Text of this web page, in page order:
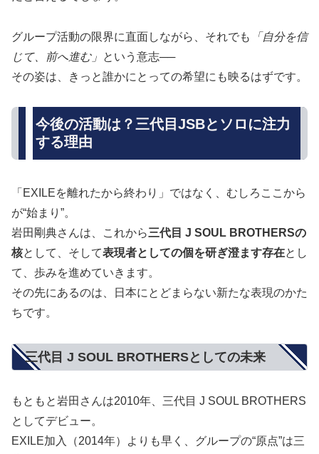
グループ活動の限界に直面しながら、それでも
「自分を信
じて、前へ進む」 という意志──
その姿は、きっと誰かにとっての希望にも映るはずです。
今後の活動は？三代目JSBとソロに注力
する理由
「EXILEを離れたから終わり」ではなく、むしろここから
が“始まり”。
岩田剛典さんは、これから三代目 J SOUL BROTHERSの
核として、そして表現者としての個を研ぎ澄ます存在とし
て、歩みを進めていきます。
その先にあるのは、日本にとどまらない新たな表現のかた
ちです。
三代目 J SOUL BROTHERSとしての未来
もともと岩田さんは2010年、三代目 J SOUL BROTHERS
としてデビュー。
EXILE加入（2014年）よりも早く、グループの“原点”は三